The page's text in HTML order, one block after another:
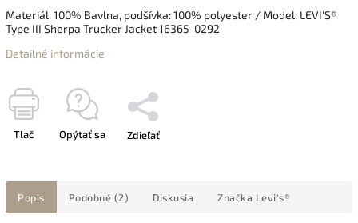
Materiál: 100% Bavlna, podšívka: 100% polyester / Model: LEVI'S®
Type III Sherpa Trucker Jacket 16365-0292
Detailné informácie
Tlač Opýtať sa Zdieľať
Popis Podobné (2) Diskusia Značka Levi's®